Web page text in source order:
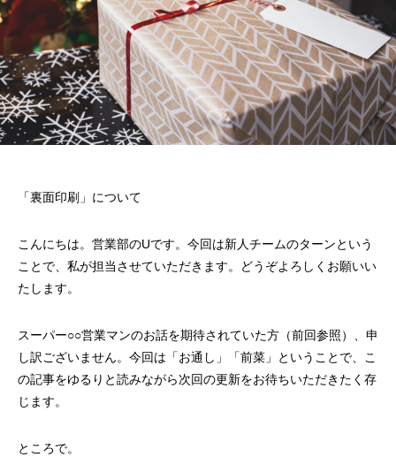
エコ製品
ポイント
2026.08.01
「裏面印刷」について
こんにちは。営業部のUです。今回は新人チームのターンという
ことで、私が担当させていただきます。どうぞよろしくお願いい
たします。
スーパー○○営業マンのお話を期待されていた方（前回参照）、申
し訳ございません。今回は「お通し」「前菜」ということで、こ
の記事をゆるりと読みながら次回の更新をお待ちいただきたく存
じます。
ところで。